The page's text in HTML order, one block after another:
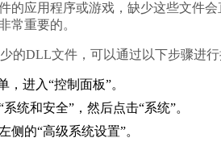
的应用程序或游戏，缺少这些文件
常重要的。
的DLL文件，可以通过以下步骤进行
，进入“控制面板”。
统和安全”，然后点击“系统”。
侧的“高级系统设置”。